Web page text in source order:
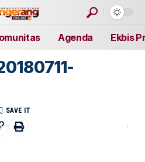
Agenda Ekbis